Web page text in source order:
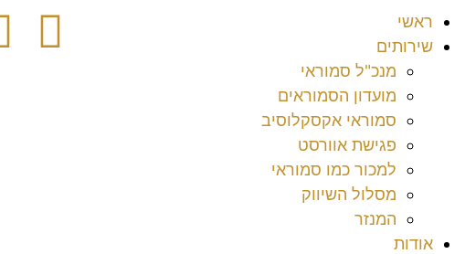
ראשי
שירותים
מנכ"ל סמוראי
מועדון הסמוראים
סמוראי אקסקלוסיב
פגישת אוורסט
למכור כמו סמוראי
מסלול השיווק
המנזר
אודות